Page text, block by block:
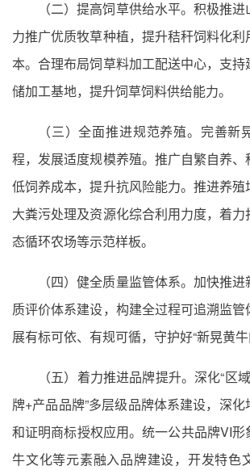
（二）提高饲草供给水平。积极推
力推广优质牧草种植，提升秸秆饲料化
本。合理布局饲草料加工配送中心，支
储加工基地，提升饲草饲料供给能力。
（三）全面推进规范养殖。完善新
程，发展适度规模养殖。推广自繁自养
低饲养成本，提升抗风险能力。推进养
大粪污处理及资源化综合利用力度，着
态循环农场等示范样板。
（四）健全质量监管体系。加快推
质评价体系建设，构建全过程可追溯监
展有标可依、有规可循，守护好“新晃黄牛
（五）着力推进品牌提升。深化“区
牌+产品品牌”多层级品牌体系建设，深
和证明商标授权应用。统一公共品牌VI形
牛文化等元素融入品牌建设，开发特色